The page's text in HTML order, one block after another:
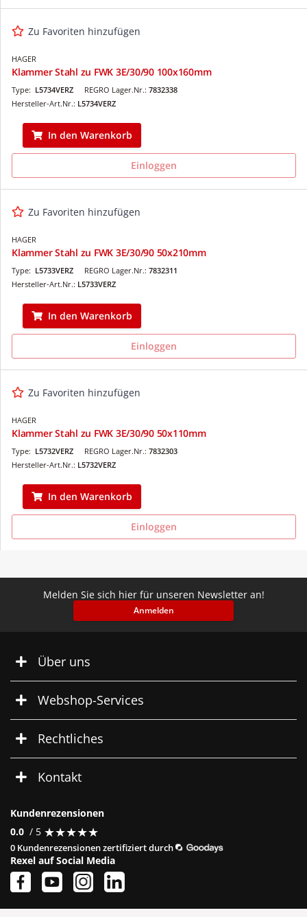
Zu Favoriten hinzufügen
HAGER
Klammer Stahl zu FWK 3E/30/90 100x160mm
REGRO Lager.Nr.: 7832338
Type: L5734VERZ
Hersteller-Art.Nr.: L5734VERZ
In den Warenkorb
Einloggen
Zu Favoriten hinzufügen
HAGER
Klammer Stahl zu FWK 3E/30/90 50x210mm
REGRO Lager.Nr.: 7832311
Type: L5733VERZ
Hersteller-Art.Nr.: L5733VERZ
In den Warenkorb
Einloggen
Zu Favoriten hinzufügen
HAGER
Klammer Stahl zu FWK 3E/30/90 50x110mm
REGRO Lager.Nr.: 7832303
Type: L5732VERZ
Hersteller-Art.Nr.: L5732VERZ
In den Warenkorb
Einloggen
Melden Sie sich hier für unseren Newsletter an!
Anmelden
Über uns
Webshop-Services
Rechtliches
Kontakt
Kundenrezensionen
0.0 / 5 ★★★★★
★★★★★
0 Kundenrezensionen zertifiziert durch
Rexel auf Social Media